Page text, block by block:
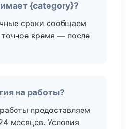
{category}?
сроки сообщаем
время — после
на работы?
предоставляем
месяцев. Условия